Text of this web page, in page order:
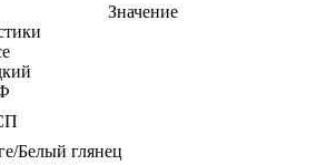
Значение
Белый глянец